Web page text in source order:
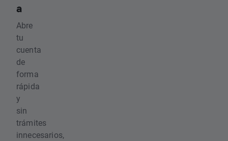
a
Abre
tu
cuenta
de
forma
rápida
y
sin
trámites
innecesarios,